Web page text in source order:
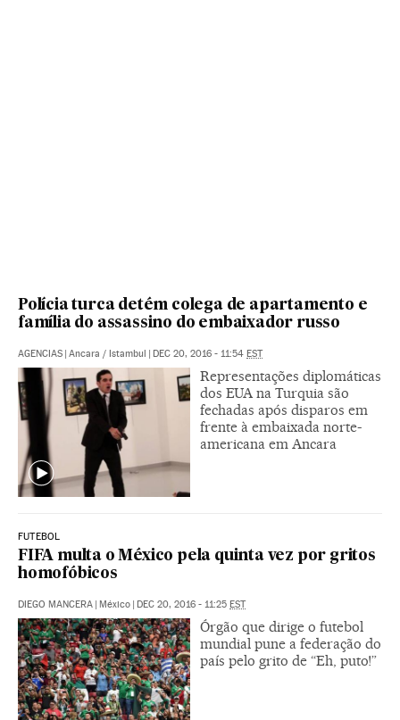
Polícia turca detém colega de apartamento e
família do assassino do embaixador russo
AGENCIAS | Ancara / Istambul | DEC 20, 2016 - 11:54 EST
Representações diplomáticas
dos EUA na Turquia são
fechadas após disparos em
frente à embaixada norte-
americana em Ancara
FUTEBOL
FIFA multa o México pela quinta vez por gritos
homofóbicos
DIEGO MANCERA | México | DEC 20, 2016 - 11:25 EST
Órgão que dirige o futebol
mundial pune a federação do
país pelo grito de “Eh, puto!”